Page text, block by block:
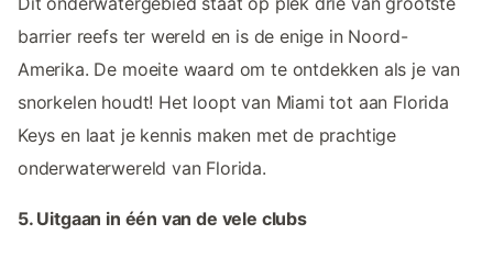
barrier reefs ter wereld en is de enige in Noord-
Amerika. De moeite waard om te ontdekken als je van
snorkelen houdt! Het loopt van Miami tot aan Florida
Keys en laat je kennis maken met de prachtige
onderwaterwereld van Florida.
5. Uitgaan in één van de vele clubs